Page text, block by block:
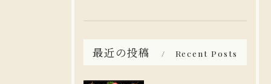
最近の投稿 Recent Posts